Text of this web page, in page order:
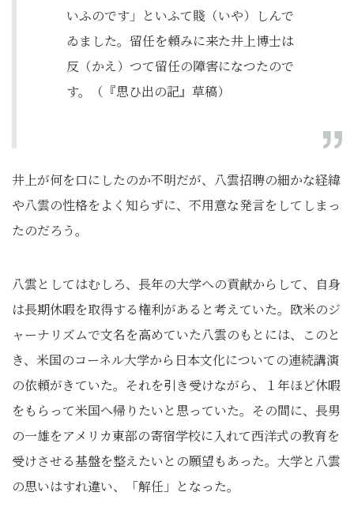
いふのです」といふて賤（いや）しんで
ゐました。留任を頼みに来た井上博士は
反（かえ）つて留任の障害になつたので
す。（『思ひ出の記』草稿）
井上が何を口にしたのか不明だが、八雲招聘の細かな経緯
や八雲の性格をよく知らずに、不用意な発言をしてしまっ
たのだろう。
八雲としてはむしろ、長年の大学への貢献からして、自身
は長期休暇を取得する権利があると考えていた。欧米のジ
ャーナリズムで文名を高めていた八雲のもとには、このと
き、米国のコーネル大学から日本文化についての連続講演
の依頼がきていた。それを引き受けながら、１年ほど休暇
をもらって米国へ帰りたいと思っていた。その間に、長男
の一雄をアメリカ東部の寄宿学校に入れて西洋式の教育を
受けさせる基盤を整えたいとの願望もあった。大学と八雲
の思いはすれ違い、「解任」となった。